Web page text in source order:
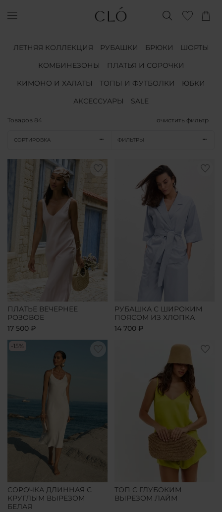
ЛЕТНЯЯ КОЛЛЕКЦИЯ РУБАШКИ БРЮКИ
ШОРТЫ
КОМБИНЕЗОНЫ
ПЛАТЬЯ И СОРОЧКИ
КИМОНО И ХАЛАТЫ
ТОПЫ И ФУТБОЛКИ
ЮБКИ
АКСЕССУАРЫ
SALE
Товаров 84 очистить фильтр
СОРТИРОВКА ФИЛЬТРЫ
ПЛАТЬЕ ВЕЧЕРНЕЕ
РОЗОВОЕ
17 500 ₽
РУБАШКА С ШИРОКИМ
ПОЯСОМ ИЗ ХЛОПКА
14 700 ₽
-15%
СОРОЧКА ДЛИННАЯ С
КРУГЛЫМ ВЫРЕЗОМ
БЕЛАЯ
ТОП С ГЛУБОКИМ
ВЫРЕЗОМ ЛАЙМ